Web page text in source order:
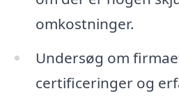
omkostninger.
Undersøg om
certificeringer og